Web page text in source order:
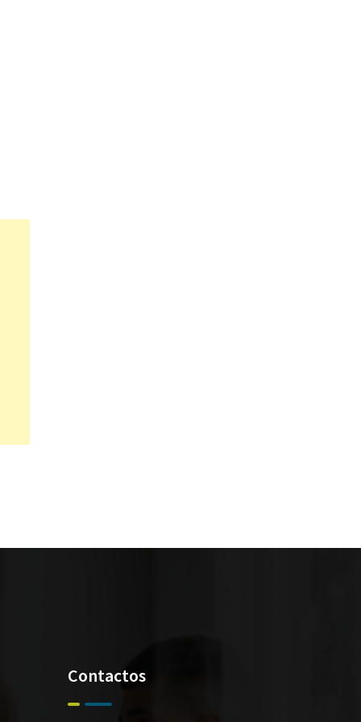
Contactos